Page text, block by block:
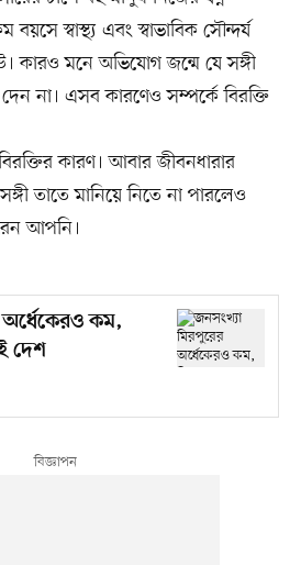
স্বাস্থ্য এবং স্বাভাবিক সৌন্দর্য
কারও মনে অভিযোগ জন্মে যে সঙ্গী
না। এসব কারণেও সম্পর্কে বিরক্তি
কারণ। আবার জীবনধারার
তাতে মানিয়ে নিতে না পারলেও
আপনি।
কম,
দেশ